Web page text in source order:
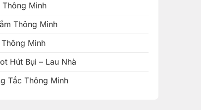
Minh
Thông Minh
Minh
Hút Bụi – Lau Nhà
Tắc Thông Minh